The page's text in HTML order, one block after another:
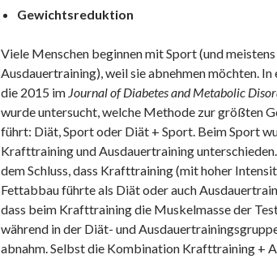
Gewichtsreduktion
Viele Menschen beginnen mit Sport (und
Ausdauertraining), weil sie abnehmen möchten. In
die 2015 im Journal of Diabetes and Metabolic
wurde untersucht, welche Methode zur größten
führt: Diät, Sport oder Diät + Sport. Beim Sport
Krafttraining und Ausdauertraining
dem Schluss, dass Krafttraining (mit hoher
Fettabbau führte als Diät oder auch
dass beim Krafttraining die Muskelmasse der
während in der Diät- und
abnahm. Selbst die Kombination Krafttraining +